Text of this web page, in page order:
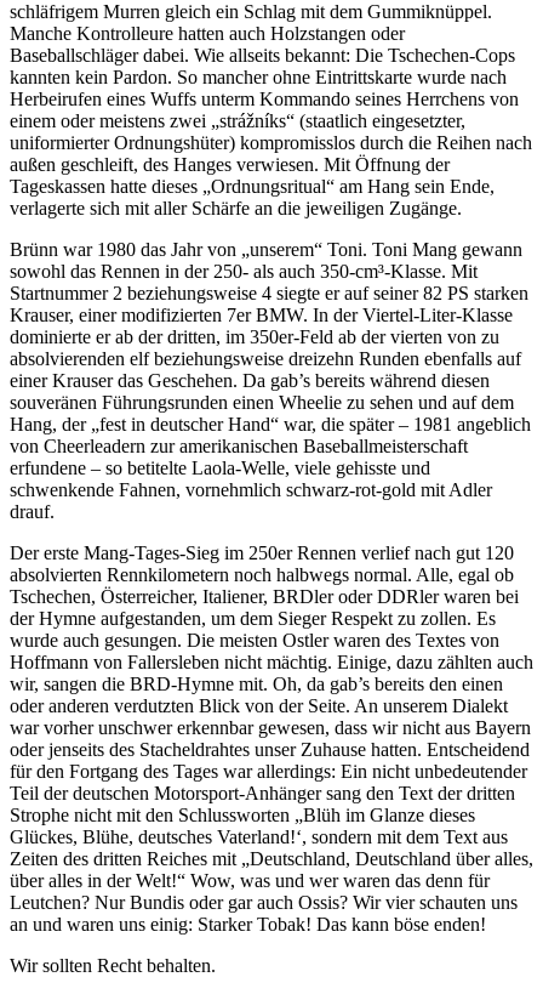
schläfrigem Murren gleich ein Schlag mit dem Gummiknüppel.
Manche Kontrolleure hatten auch Holzstangen oder
Baseballschläger dabei. Wie allseits bekannt: Die Tschechen-Cops
kannten kein Pardon. So mancher ohne Eintrittskarte wurde nach
Herbeirufen eines Wuffs unterm Kommando seines Herrchens von
einem oder meistens zwei „strážníks“ (staatlich eingesetzter,
uniformierter Ordnungshüter) kompromisslos durch die Reihen nach
außen geschleift, des Hanges verwiesen. Mit Öffnung der
Tageskassen hatte dieses „Ordnungsritual“ am Hang sein Ende,
verlagerte sich mit aller Schärfe an die jeweiligen Zugänge.
Brünn war 1980 das Jahr von „unserem“ Toni. Toni Mang gewann
sowohl das Rennen in der 250- als auch 350-cm³-Klasse. Mit
Startnummer 2 beziehungsweise 4 siegte er auf seiner 82 PS starken
Krauser, einer modifizierten 7er BMW. In der Viertel-Liter-Klasse
dominierte er ab der dritten, im 350er-Feld ab der vierten von zu
absolvierenden elf beziehungsweise dreizehn Runden ebenfalls auf
einer Krauser das Geschehen. Da gab’s bereits während diesen
souveränen Führungsrunden einen Wheelie zu sehen und auf dem
Hang, der „fest in deutscher Hand“ war, die später – 1981 angeblich
von Cheerleadern zur amerikanischen Baseballmeisterschaft
erfundene – so betitelte Laola-Welle, viele gehisste und
schwenkende Fahnen, vornehmlich schwarz-rot-gold mit Adler
drauf.
Der erste Mang-Tages-Sieg im 250er Rennen verlief nach gut 120
absolvierten Rennkilometern noch halbwegs normal. Alle, egal ob
Tschechen, Österreicher, Italiener, BRDler oder DDRler waren bei
der Hymne aufgestanden, um dem Sieger Respekt zu zollen. Es
wurde auch gesungen. Die meisten Ostler waren des Textes von
Hoffmann von Fallersleben nicht mächtig. Einige, dazu zählten auch
wir, sangen die BRD-Hymne mit. Oh, da gab’s bereits den einen
oder anderen verdutzten Blick von der Seite. An unserem Dialekt
war vorher unschwer erkennbar gewesen, dass wir nicht aus Bayern
oder jenseits des Stacheldrahtes unser Zuhause hatten. Entscheidend
für den Fortgang des Tages war allerdings: Ein nicht unbedeutender
Teil der deutschen Motorsport-Anhänger sang den Text der dritten
Strophe nicht mit den Schlussworten „Blüh im Glanze dieses
Glückes, Blühe, deutsches Vaterland!‘, sondern mit dem Text aus
Zeiten des dritten Reiches mit „Deutschland, Deutschland über alles,
über alles in der Welt!“ Wow, was und wer waren das denn für
Leutchen? Nur Bundis oder gar auch Ossis? Wir vier schauten uns
an und waren uns einig: Starker Tobak! Das kann böse enden!
Wir sollten Recht behalten.